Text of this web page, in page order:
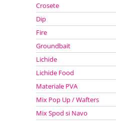
Crosete
Dip
Fire
Groundbait
Lichide
Lichide Food
Materiale PVA
Mix Pop Up / Wafters
Mix Spod si Navo